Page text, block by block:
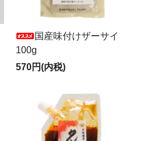
国産味付けザーサイ
100g
570円(内税)